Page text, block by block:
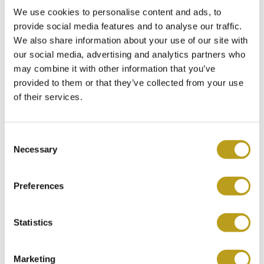
We use cookies to personalise content and ads, to
provide social media features and to analyse our traffic.
We also share information about your use of our site with
our social media, advertising and analytics partners who
may combine it with other information that you’ve
provided to them or that they’ve collected from your use
of their services.
Necessary
Preferences
Statistics
Marketing
Cartier Tank Solo 'Large' ref. 2742 (incl. Cartier papieren
35mm. Het horloge bevat een Cartier Quartz uurwerk. De
kenmerkende Cartier details zijn: zilverwitte wijzerplaat
met de bekende zwarte Romeinse cijfers, geblauwde stalen
zwaardvormige wijzers en de gekraalde kroon bezet met
saffier. Geleverd op een elegante lederen band met een 18-
karaats geelgouden doornsluiting.
Dit horloge dateert uit 2016 en wordt geleverd met de
Bij Spiegelgracht Juweliers in Amsterdam is het mogelijk
aankoopbedrag vermeld op uw aankoopbon, minus de